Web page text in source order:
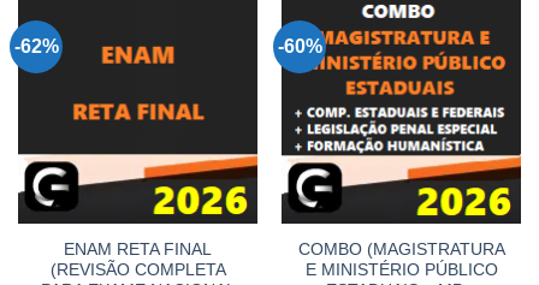
-62%
ENAM RETA FINAL
(REVISÃO COMPLETA
-60%
COMBO (MAGISTRATURA
E MINISTÉRIO PÚBLICO